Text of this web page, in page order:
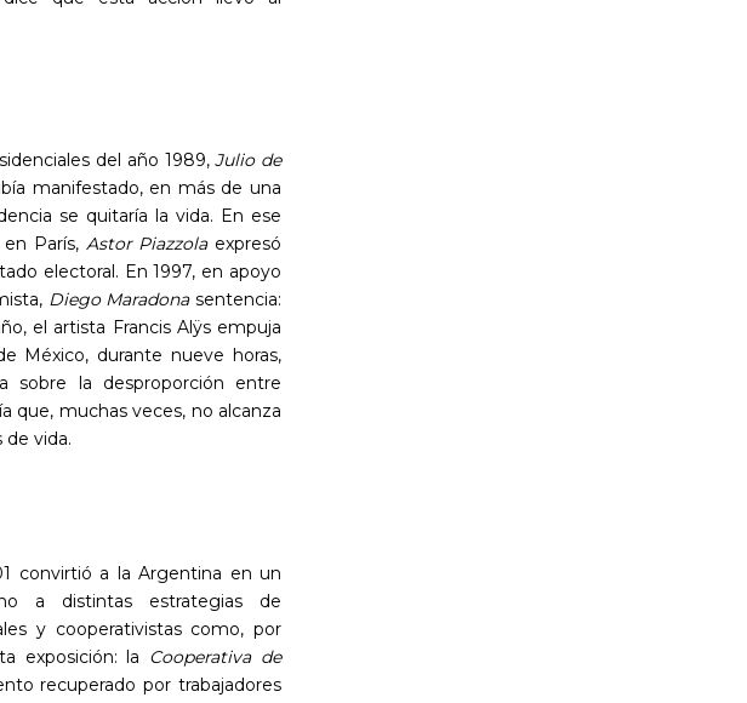
del año 1989,Julio de
manifestado, en más de una
se quitaría la vida. En ese
París, Astor Piazzolaexpresó
electoral. En 1997, en apoyo
Diego Maradonasentencia:
el artista Francis Alÿs empuja
México, durante nueve horas,
sobre la desproporción entre
que, muchas veces, no alcanza
de vida.
convirtió a la Argentina en un
a distintas estrategias de
y cooperativistas como, por
exposición: la Cooperativa de
recuperado por trabajadores